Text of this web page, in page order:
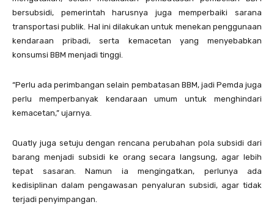
bersubsidi, pemerintah harusnya juga memperbaiki sarana
transportasi publik. Hal ini dilakukan untuk menekan penggunaan
kendaraan pribadi, serta kemacetan yang menyebabkan
konsumsi BBM menjadi tinggi.
“Perlu ada perimbangan selain pembatasan BBM, jadi Pemda juga
perlu memperbanyak kendaraan umum untuk menghindari
kemacetan,” ujarnya.
Quatly juga setuju dengan rencana perubahan pola subsidi dari
barang menjadi subsidi ke orang secara langsung, agar lebih
tepat sasaran. Namun ia mengingatkan, perlunya ada
kedisiplinan dalam pengawasan penyaluran subsidi, agar tidak
terjadi penyimpangan.